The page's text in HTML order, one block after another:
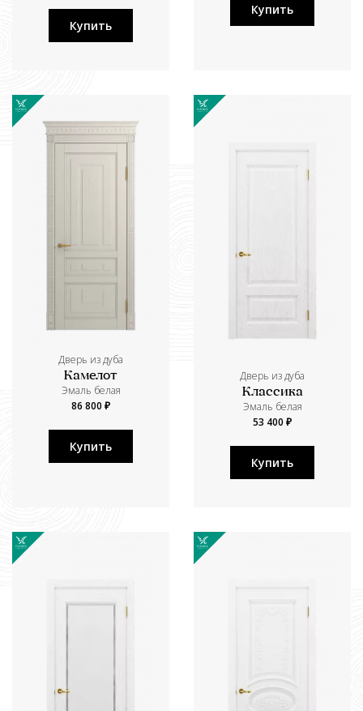
Купить
Купить
Дверь из дуба
Камелот
Эмаль белая
86 800 ₽
Купить
Дверь из дуба
Классика
Эмаль белая
53 400 ₽
Купить